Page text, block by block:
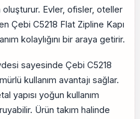
Evler, ofisler, oteller
Çebi C5218 Flat Zipline Kapı
kolaylığını bir araya getirir.
sayesinde Çebi C5218
kullanım avantajı sağlar.
yapısı yoğun kullanım
Ürün takım halinde